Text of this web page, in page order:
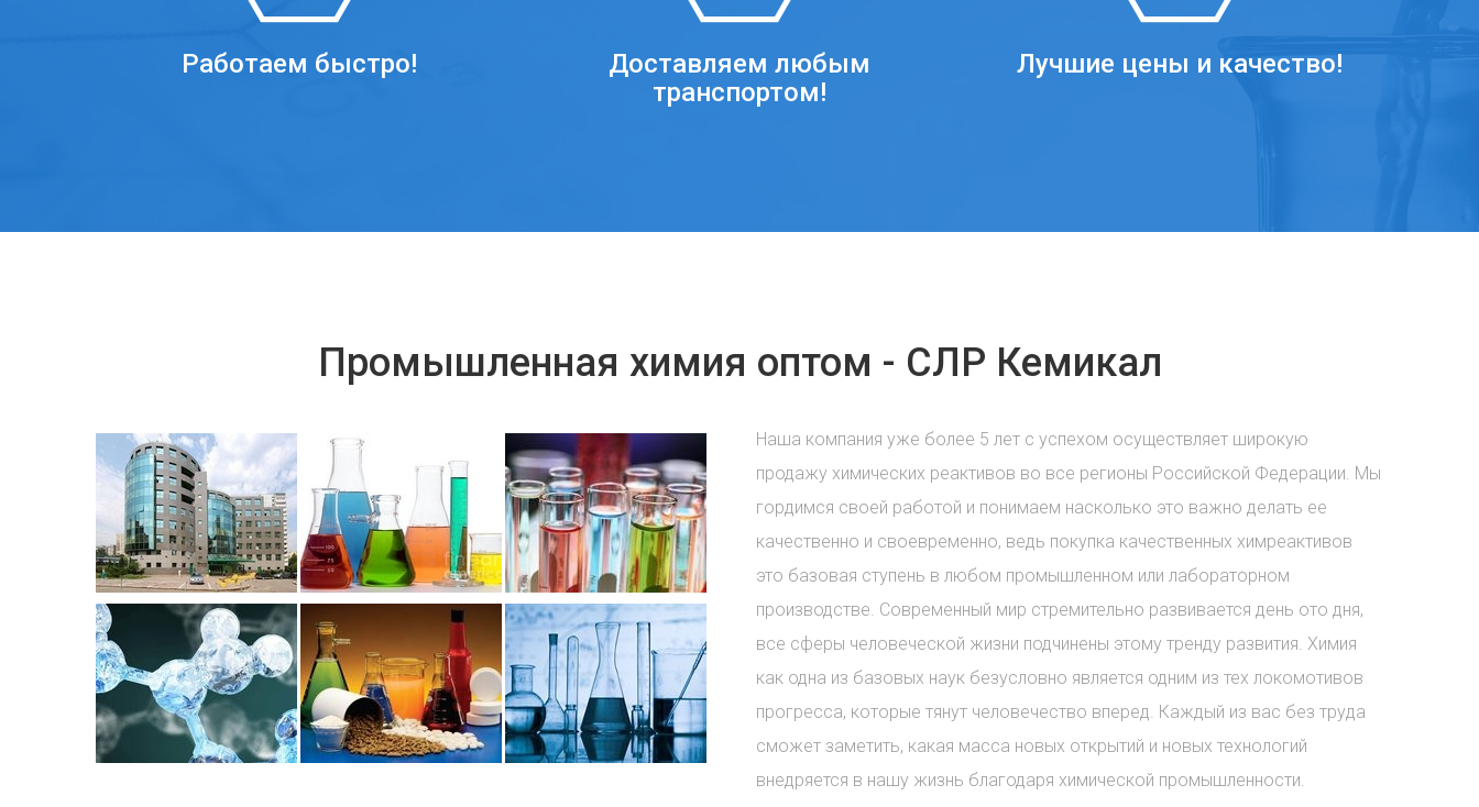
Работаем быстро!
Доставляем любым
транспортом!
Лучшие цены и качество!
Промышленная химия оптом - СЛР Кемикал
Наша компания уже более 5 лет с успехом осуществляет широкую
продажу химических реактивов во все регионы Российской Федерации. Мы
гордимся своей работой и понимаем насколько это важно делать ее
качественно и своевременно, ведь покупка качественных химреактивов
это базовая ступень в любом промышленном или лабораторном
производстве. Современный мир стремительно развивается день ото дня,
все сферы человеческой жизни подчинены этому тренду развития. Химия
как одна из базовых наук безусловно является одним из тех локомотивов
прогресса, которые тянут человечество вперед. Каждый из вас без труда
сможет заметить, какая масса новых открытий и новых технологий
внедряется в нашу жизнь благодаря химической промышленности.